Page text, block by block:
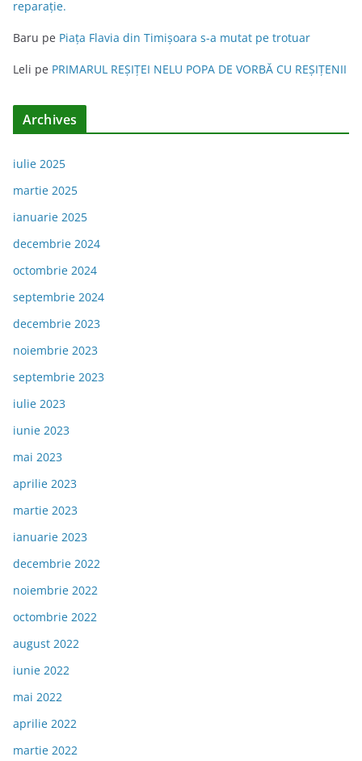
reparație.
Baru pe Piața Flavia din Timişoara s-a mutat pe trotuar
Leli pe PRIMARUL REŞIŢEI NELU POPA DE VORBĂ CU REŞIŢENII
Archives
iulie 2025
martie 2025
ianuarie 2025
decembrie 2024
octombrie 2024
septembrie 2024
decembrie 2023
noiembrie 2023
septembrie 2023
iulie 2023
iunie 2023
mai 2023
aprilie 2023
martie 2023
ianuarie 2023
decembrie 2022
noiembrie 2022
octombrie 2022
august 2022
iunie 2022
mai 2022
aprilie 2022
martie 2022